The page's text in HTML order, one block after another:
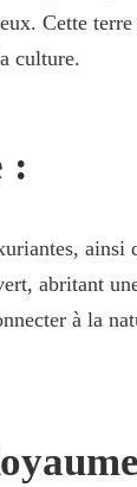
Cette
culture.
:
ainsi
abritant
à la